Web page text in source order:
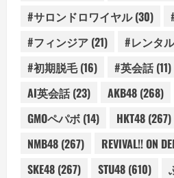
#サロンドロワイヤル(30)
#フィンジア (21) #レンタ
#初期脱毛(16) #英会話(11)
AI英会話(23) AKB48 (268)
GMOペパボ (14) HKT48 (267)
NMB48 (267) REVIVAL!! ON
SKE48 (267) STU48 (610)